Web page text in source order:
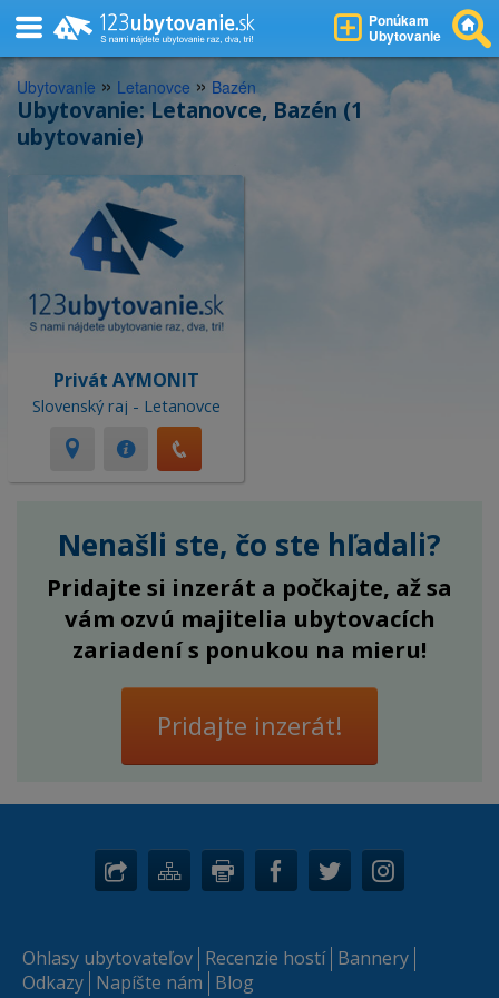
Ponúkam
Ubytovanie
Ubytovanie » Letanovce » Bazén
Ubytovanie: Letanovce, Bazén (1
ubytovanie)
Privát AYMONIT
Slovenský raj - Letanovce
Nenašli ste, čo ste hľadali?
Pridajte si inzerát a počkajte, až sa
vám ozvú majitelia ubytovacích
zariadení s ponukou na mieru!
Pridajte inzerát!
Ohlasy ubytovateľov Recenzie hostí Bannery
Odkazy Napíšte nám Blog